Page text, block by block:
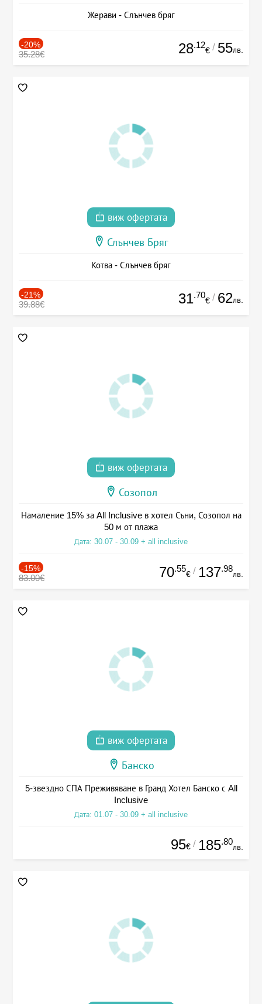
Жерави - Слънчев бряг
-20%
35.28€ 28.12
€ / 55лв.
виж офертата
Слънчев Бряг
Котва - Слънчев бряг
-21%
39.88€ 31.70
€ / 62лв.
виж офертата
Созопол
Намаление 15% за All Inclusive в хотел Съни, Созопол на
50 м от плажа
Дата: 30.07 - 30.09 + all inclusive
-15%
83.00€ 70.55
€ / 137.98
лв.
виж офертата
Банско
5-звездно СПА Преживяване в Гранд Хотел Банско с All
Inclusive
Дата: 01.07 - 30.09 + all inclusive
95€ / 185.80
лв.